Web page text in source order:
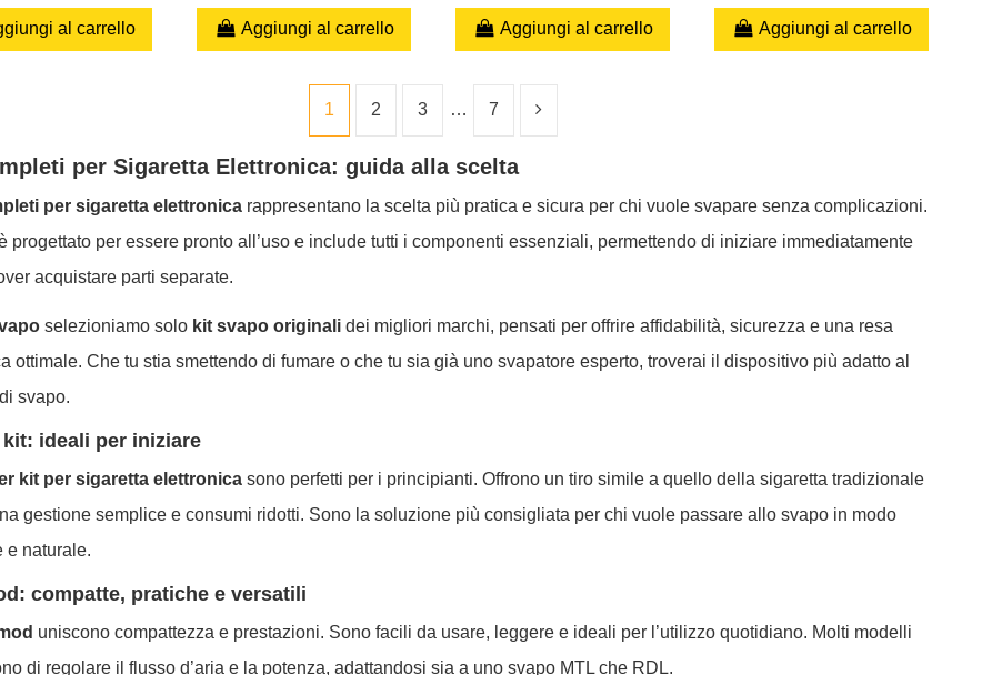
al carrello Aggiungi al carrello Aggiungi al carrello Aggiungi al carrello
1 2 3 … 7
per Sigaretta Elettronica: guida alla scelta
per sigaretta elettronica rappresentano la scelta più pratica e sicura per chi vuole svapare senza complicazioni.
progettato per essere pronto all’uso e include tutti i componenti essenziali, permettendo di iniziare immediatamente
acquistare parti separate.
selezioniamo solo kit svapo originali dei migliori marchi, pensati per offrire affidabilità, sicurezza e una resa
ottimale. Che tu stia smettendo di fumare o che tu sia già uno svapatore esperto, troverai il dispositivo più adatto al
svapo.
ideali per iniziare
kit per sigaretta elettronica sono perfetti per i principianti. Offrono un tiro simile a quello della sigaretta tradizionale
gestione semplice e consumi ridotti. Sono la soluzione più consigliata per chi vuole passare allo svapo in modo
e naturale.
compatte, pratiche e versatili
uniscono compattezza e prestazioni. Sono facili da usare, leggere e ideali per l’utilizzo quotidiano. Molti modelli
di regolare il flusso d’aria e la potenza, adattandosi sia a uno svapo MTL che RDL.